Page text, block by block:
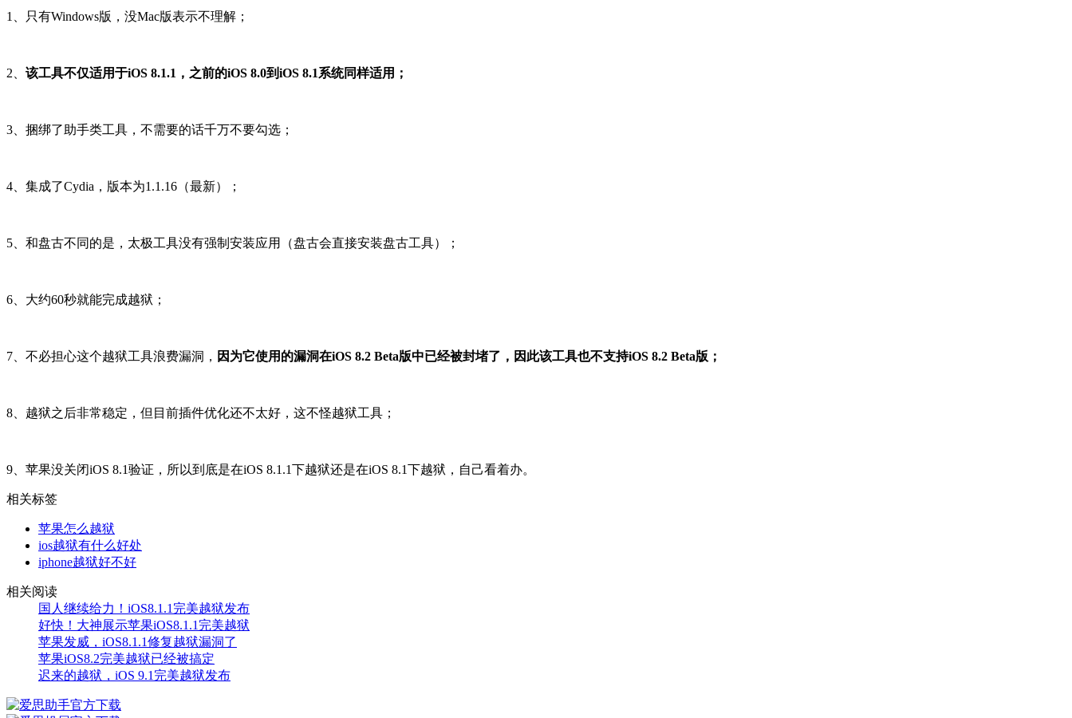
1、只有Windows版，没Mac版表示不理解；
2、 该工具不仅适用于iOS 8.1.1，之前的iOS 8.0到iOS 8.1系统同样适用；
3、捆绑了助手类工具，不需要的话千万不要勾选；
4、集成了Cydia，版本为1.1.16（最新）；
5、和盘古不同的是，太极工具没有强制安装应用（盘古会直接安装盘古工具）；
6、大约60秒就能完成越狱；
7、不必担心这个越狱工具浪费漏洞， 因为它使用的漏洞在iOS 8.2 Beta版中已经被封堵了，因此该工具也不支持iOS 8.2 Beta版；
8、越狱之后非常稳定，但目前插件优化还不太好，这不怪越狱工具；
9、苹果没关闭iOS 8.1验证，所以到底是在iOS 8.1.1下越狱还是在iOS 8.1下越狱，自己看着办。
相关标签
苹果怎么越狱
ios越狱有什么好处
iphone越狱好不好
相关阅读
国人继续给力！iOS8.1.1完美越狱发布
好快！大神展示苹果iOS8.1.1完美越狱
苹果发威，iOS8.1.1修复越狱漏洞了
苹果iOS8.2完美越狱已经被搞定
迟来的越狱，iOS 9.1完美越狱发布